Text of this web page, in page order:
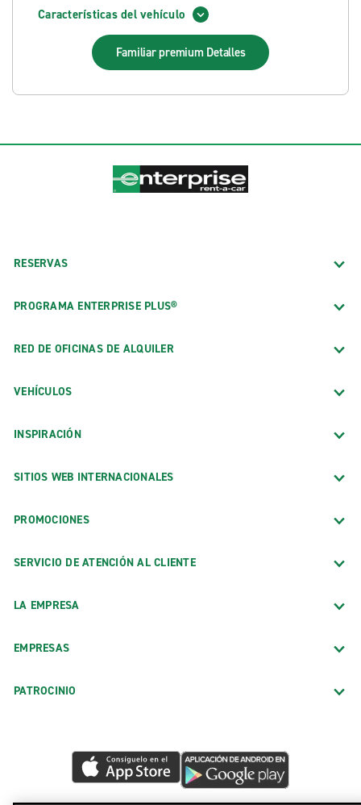
Características del vehículo
Familiar premium Detalles
RESERVAS
PROGRAMA ENTERPRISE PLUS®
RED DE OFICINAS DE ALQUILER
VEHÍCULOS
INSPIRACIÓN
SITIOS WEB INTERNACIONALES
PROMOCIONES
SERVICIO DE ATENCIÓN AL CLIENTE
LA EMPRESA
EMPRESAS
PATROCINIO